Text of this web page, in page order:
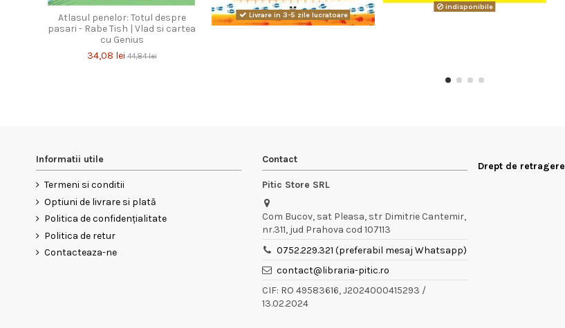
Atlasul penelor: Totul despre
pasari - Rabe Tish | Vlad si cartea
cu Genius
34,08 lei44,84 lei
Livrare in 3-5 zile lucratoare
indisponibile
Informatii utile
Termeni si conditii
Optiuni de livrare si plată
Politica de confidențialitate
Politica de retur
Contacteaza-ne
Contact
Pitic Store SRL
Com Bucov, sat Pleasa, str Dimitrie Cantemir,
nr.311, jud Prahova cod 107113
0752.229.321 (preferabil mesaj Whatsapp)
contact@libraria-pitic.ro
CIF: RO 49583616, J2024000415293 /
13.02.2024
Drept de retragere